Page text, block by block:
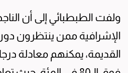
ولفت الطبطبائي إلى أن
الإشرافية ممن ينتظرون
القديمة، يمكنهم معادلة